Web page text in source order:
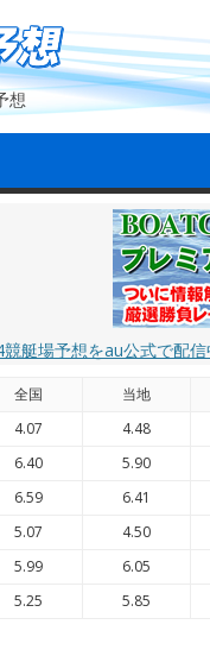
想
艇場予想をau公式で配
全国 当地
4.07 4.48
6.40 5.90
6.59 6.41
5.07 4.50
5.99 6.05
5.25 5.85